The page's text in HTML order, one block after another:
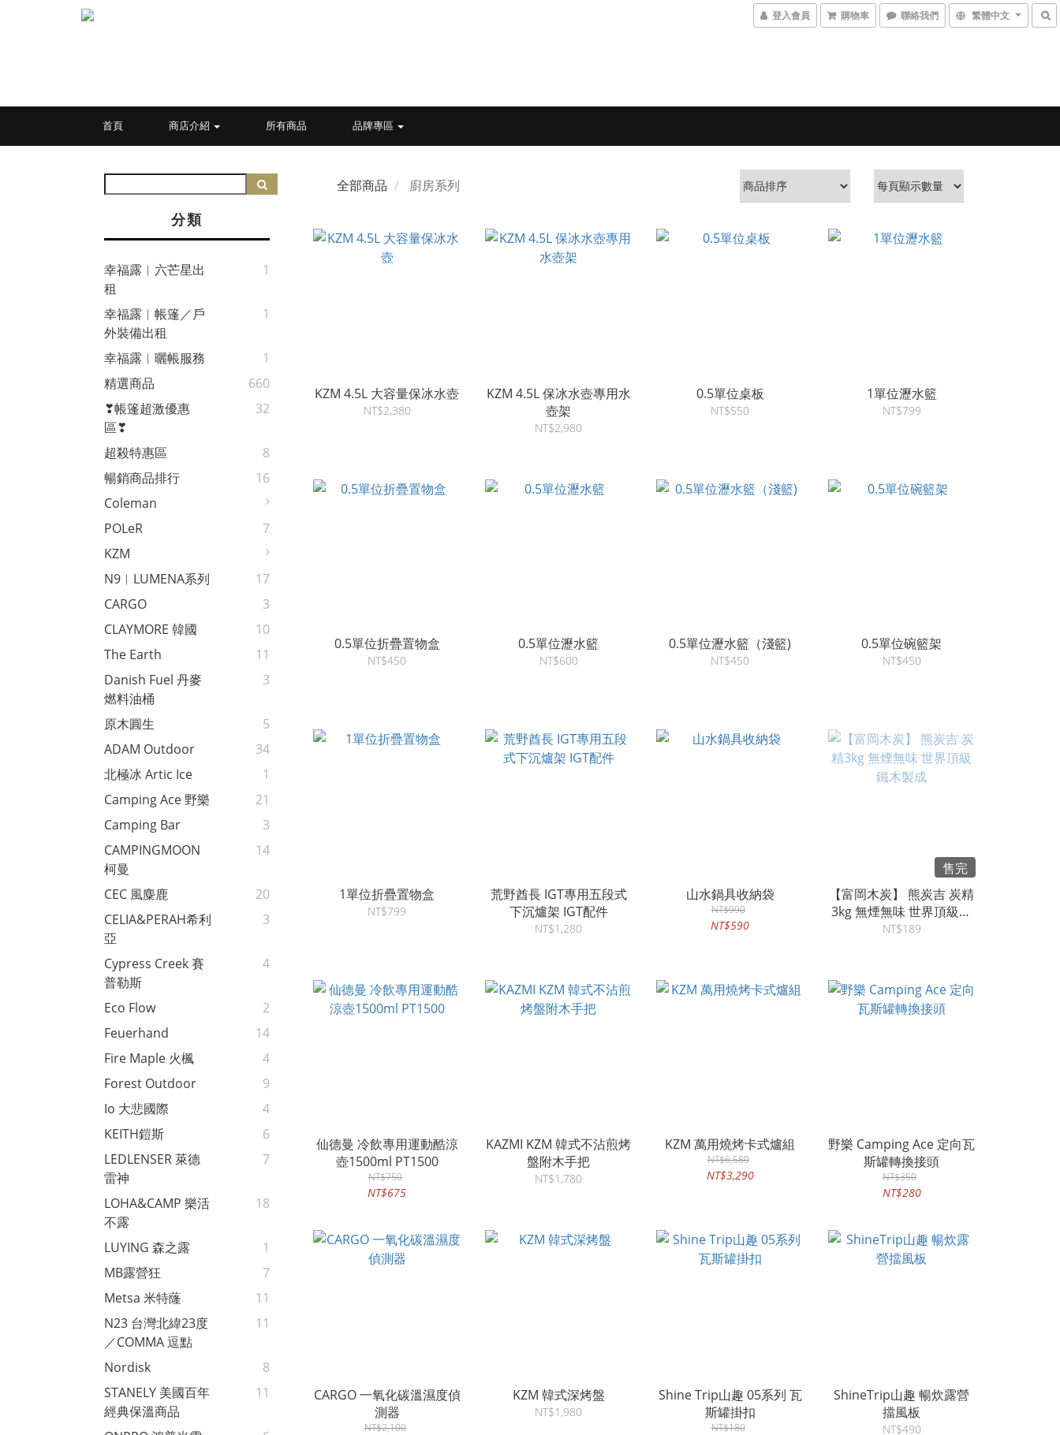
登入會員 購物車 聯絡我們 繁體中文
首頁 商店介紹 所有商品 品牌專區
分類
幸福露︱六芒星出
租
1
幸福露︱帳篷／戶
外裝備出租
1
幸福露︱曬帳服務
1
精選商品
660
❣帳篷超激優惠
區❣
32
超殺特惠區
8
暢銷商品排行
16
Coleman
POLeR
7
KZM
N9︱LUMENA系列
17
CARGO
3
CLAYMORE 韓國
10
The Earth
11
Danish Fuel 丹麥
燃料油桶
3
原木圓生
5
ADAM Outdoor
34
北極冰 Artic Ice
1
Camping Ace 野樂
21
Camping Bar
3
CAMPINGMOON
柯曼
14
CEC 風麋鹿
20
CELIA&PERAH希利
亞
3
Cypress Creek 賽
普勒斯
4
Eco Flow
2
Feuerhand
14
Fire Maple 火楓
4
Forest Outdoor
9
Io 大悲國際
4
KEITH鎧斯
6
LEDLENSER 萊德
雷神
7
LOHA&CAMP 樂活
不露
18
LUYING 森之露
1
MB露營狂
7
Metsa 米特蕯
11
N23 台灣北緯23度
／COMMA 逗點
11
Nordisk
8
STANELY 美國百年
經典保溫商品
11
全部商品 廚房系列
KZM 4.5L 大容量保冰水壺
NT$2,380
KZM 4.5L 保冰水壺專用水
壺架
NT$2,980
0.5單位桌板
NT$550
1單位瀝水籃
NT$799
0.5單位折疊置物盒
NT$450
0.5單位瀝水籃
NT$600
0.5單位瀝水籃（淺籃)
NT$450
0.5單位碗籃架
NT$450
1單位折疊置物盒
NT$799
荒野酋長 IGT專用五段式
下沉爐架 IGT配件
NT$1,280
山水鍋具收納袋
NT$990
NT$590
售完
【富岡木炭】 熊炭吉 炭精
3kg 無煙無味 世界頂級鐵
木製成
NT$189
仙德曼 冷飲專用運動酷涼
壺1500ml PT1500
NT$750
NT$675
KAZMI KZM 韓式不沾煎烤
盤附木手把
NT$1,780
KZM 萬用燒烤卡式爐組
NT$6,580
NT$3,290
野樂 Camping Ace 定向瓦
斯罐轉換接頭
NT$350
NT$280
CARGO 一氧化碳溫濕度偵
測器
NT$2,100
KZM 韓式深烤盤
NT$1,980
Shine Trip山趣 05系列 瓦
斯罐掛扣
NT$180
ShineTrip山趣 暢炊露營
擋風板
NT$490